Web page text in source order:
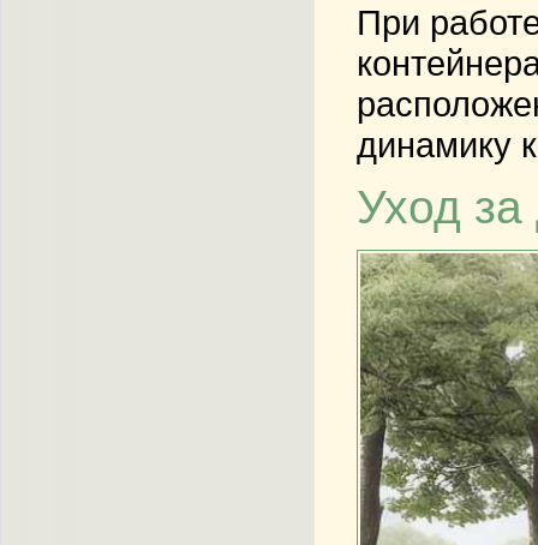
При
динамику
Уход